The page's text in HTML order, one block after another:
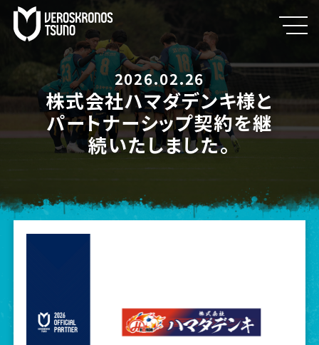
2026.02.26
株式会社ハマダデンキ様と
パートナーシップ契約を継
続いたしました。